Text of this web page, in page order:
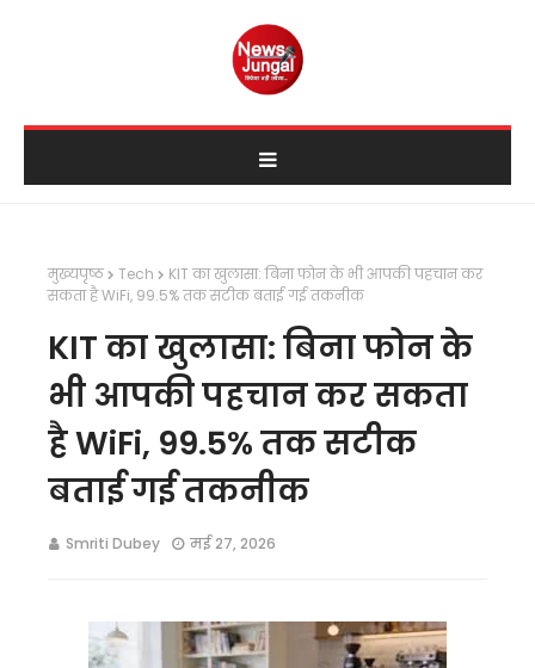
मुख्यपृष्ठ Tech
KIT का खुलासा: बिना फोन के भी आपकी पहचान कर
सकता है WiFi, 99.5% तक सटीक बताई गई तकनीक
KIT का खुलासा: बिना फोन के
भी आपकी पहचान कर सकता
है WiFi, 99.5% तक सटीक
बताई गई तकनीक
Smriti Dubey मई 27, 2026